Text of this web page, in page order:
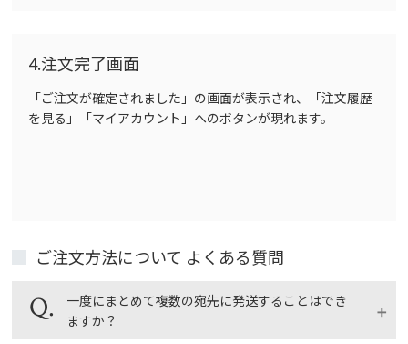
4.注文完了画面
「ご注文が確定されました」の画面が表示され、「注文履歴
を見る」「マイアカウント」へのボタンが現れます。
ご注文方法について よくある質問
一度にまとめて複数の宛先に発送することはでき
ますか？